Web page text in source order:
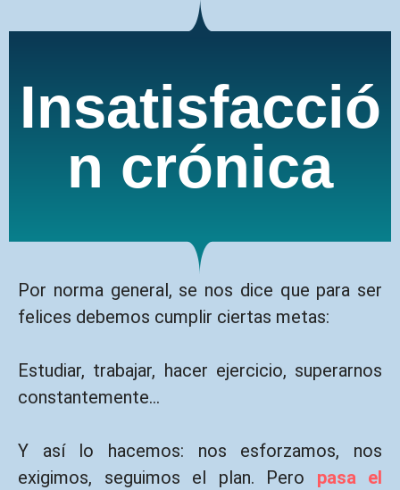
Insatisfacció
n crónica
Por norma general, se nos dice que para ser
felices debemos cumplir ciertas metas:
Estudiar, trabajar, hacer ejercicio, superarnos
constantemente…
Y así lo hacemos: nos esforzamos, nos
exigimos, seguimos el plan. Pero pasa el